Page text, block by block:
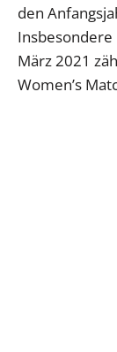
den
Insbesondere
März 2021
Women’s